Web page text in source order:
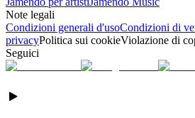
Note legali
Condizioni generali d'usoCondizioni di
privacyPolitica sui cookieViolazione di
Seguici